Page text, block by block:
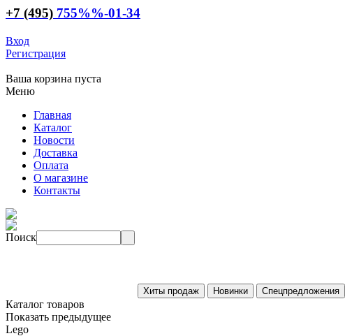
+7 (495) 755%%-01-34
Вход
Регистрация
Ваша корзина пуста
Меню
Главная
Каталог
Новости
Доставка
Оплата
О магазине
Контакты
Поиск
Каталог товаров
Показать предыдущее
Lego